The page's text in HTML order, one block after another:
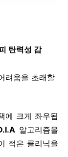
탄력성 감
려움을 초래할
에 크게 좌우됩
알고리즘을
적은 클리닉을